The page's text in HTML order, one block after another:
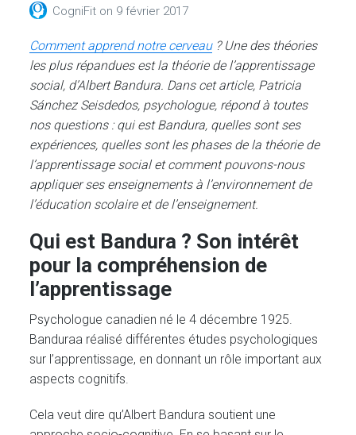
CogniFit on 9 février 2017
Comment apprend notre cerveau? Une des théories
les plus répandues est la théorie de l’apprentissage
social, d’Albert Bandura. Dans cet article, Patricia
Sánchez Seisdedos, psychologue, répond à toutes
nos questions : qui est Bandura, quelles sont ses
expériences, quelles sont les phases de la théorie de
l’apprentissage social et comment pouvons-nous
appliquer ses enseignements à l’environnement de
l’éducation scolaire et de l’enseignement.
Qui est Bandura ? Son intérêt
pour la compréhension de
l’apprentissage
Psychologue canadien né le 4 décembre 1925.
Banduraa réalisé différentes études psychologiques
sur l’apprentissage, en donnant un rôle important aux
aspects cognitifs.
Cela veut dire qu’Albert Bandura soutient une